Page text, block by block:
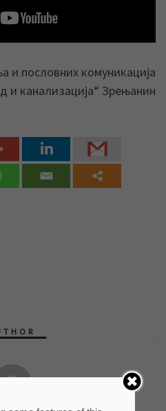
и пословних комуникација
и канализација“ Зрењанин